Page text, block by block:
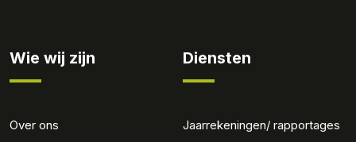
Wie wij zijn
Over ons
Diensten
Jaarrekeningen/ rapportages